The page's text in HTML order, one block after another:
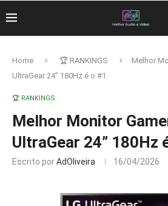
Home 🏆 RANKINGS
Melhor
UltraGear 24” 180Hz é o #1
🏆 RANKINGS
Melhor Monitor
UltraGear 24” 180Hz
Escrito porAdOliveira 16/04/2026